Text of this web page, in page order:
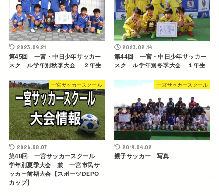
2023.09.21
第45回 一宮・中日少年サッカー
スクール学年別秋季大会 ２年生
2023.02.14
第44回 一宮・中日少年サッカー
スクール学年別冬季大会 １年生
一宮サッカースクール
2026.08.07
第48回 一宮サッカースクール
学年別夏季大会 兼 一宮市民サ
ッカー前期大会【スポーツDEPO
カップ】
一宮サッカースクール
2019.04.02
親子サッカー 写真